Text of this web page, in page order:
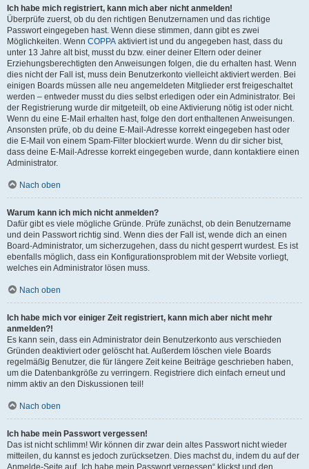
Ich habe mich registriert, kann mich aber nicht anmelden!
Überprüfe zuerst, ob du den richtigen Benutzernamen und das richtige
Passwort eingegeben hast. Wenn diese stimmen, dann gibt es zwei
Möglichkeiten. Wenn COPPA aktiviert ist und du angegeben hast, dass du
unter 13 Jahre alt bist, musst du bzw. einer deiner Eltern oder deiner
Erziehungsberechtigten den Anweisungen folgen, die du erhalten hast. Wenn
dies nicht der Fall ist, muss dein Benutzerkonto vielleicht aktiviert werden. Bei
einigen Boards müssen alle neu angemeldeten Mitglieder erst freigeschaltet
werden – entweder musst du dies selbst erledigen oder ein Administrator. Bei
der Registrierung wurde dir mitgeteilt, ob eine Aktivierung nötig ist oder nicht.
Wenn du eine E-Mail erhalten hast, folge den dort enthaltenen Anweisungen.
Ansonsten prüfe, ob du deine E-Mail-Adresse korrekt eingegeben hast oder
die E-Mail von einem Spam-Filter blockiert wurde. Wenn du dir sicher bist,
dass deine E-Mail-Adresse korrekt eingegeben wurde, dann kontaktiere einen
Administrator.
Nach oben
Warum kann ich mich nicht anmelden?
Dafür gibt es viele mögliche Gründe. Prüfe zunächst, ob dein Benutzername
und dein Passwort richtig sind. Wenn dies der Fall ist, wende dich an einen
Board-Administrator, um sicherzugehen, dass du nicht gesperrt wurdest. Es ist
ebenfalls möglich, dass ein Konfigurationsproblem mit der Website vorliegt,
welches ein Administrator lösen muss.
Nach oben
Ich habe mich vor einiger Zeit registriert, kann mich aber nicht mehr
anmelden?!
Es kann sein, dass ein Administrator dein Benutzerkonto aus verschieden
Gründen deaktiviert oder gelöscht hat. Außerdem löschen viele Boards
regelmäßig Benutzer, die für längere Zeit keine Beiträge geschrieben haben,
um die Datenbankgröße zu verringern. Registriere dich einfach erneut und
nimm aktiv an den Diskussionen teil!
Nach oben
Ich habe mein Passwort vergessen!
Das ist nicht schlimm! Wir können dir zwar dein altes Passwort nicht wieder
mitteilen, du kannst es jedoch zurücksetzen. Dies machst du, indem du auf der
Anmelde-Seite auf „Ich habe mein Passwort vergessen“ klickst und den